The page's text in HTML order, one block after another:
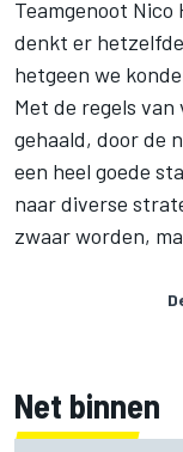
Teamgenoot
denkt er
hetgeen we
Met de regels van
gehaald, door de
een heel goede
naar diverse
zwaar worden,
Net binnen